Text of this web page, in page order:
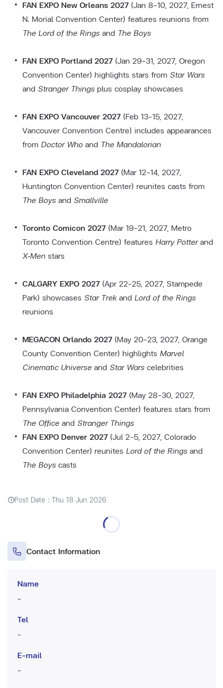
FAN EXPO New Orleans 2027(Jan 8–10, 2027, Ernest
N. Morial Convention Center) features reunions from
The Lord of the Rings and The Boys
FAN EXPO Portland 2027(Jan 29–31, 2027, Oregon
Convention Center) highlights stars from Star Wars
and Stranger Things plus cosplay showcases
FAN EXPO Vancouver 2027(Feb 13–15, 2027,
Vancouver Convention Centre) includes appearances
from Doctor Who and The Mandalorian
FAN EXPO Cleveland 2027(Mar 12–14, 2027,
Huntington Convention Center) reunites casts from
The Boys and Smallville
Toronto Comicon 2027(Mar 19–21, 2027, Metro
Toronto Convention Centre) features Harry Potterand
X‑Men stars
CALGARY EXPO 2027(Apr 22–25, 2027, Stampede
Park) showcases Star Trekand Lord of the Rings
reunions
MEGACON Orlando 2027(May 20–23, 2027, Orange
County Convention Center) highlights Marvel
Cinematic Universe and Star Wars celebrities
FAN EXPO Philadelphia 2027(May 28–30, 2027,
Pennsylvania Convention Center) features stars from
The Office and Stranger Things
FAN EXPO Denver 2027(Jul 2–5, 2027, Colorado
Convention Center) reunites Lord of the Rings and
The Boys casts
Post Date : Thu 18 Jun 2026
Contact Information
Name
-
Tel
-
E-mail
-